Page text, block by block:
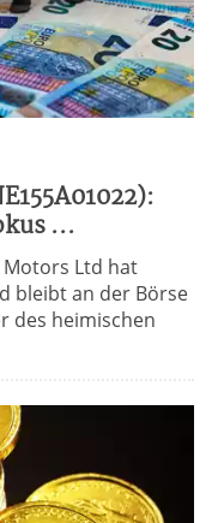
...
Ltd hat
bleibt an der Börse
des heimischen